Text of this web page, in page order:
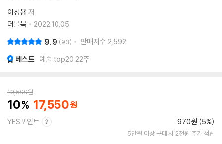
이창용 저
더블북
2022.10.05.
9.9 93 판매지수 2,592
베스트 예술 top20 22주
19,500원
10 17,550
YES포인트 970원 (5%)
5만원 이상 구매 시 2천원 추가 적립